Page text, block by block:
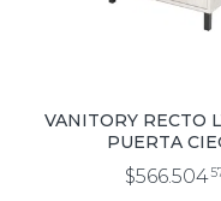
VANITORY RECTO
PUERTA
$566.504